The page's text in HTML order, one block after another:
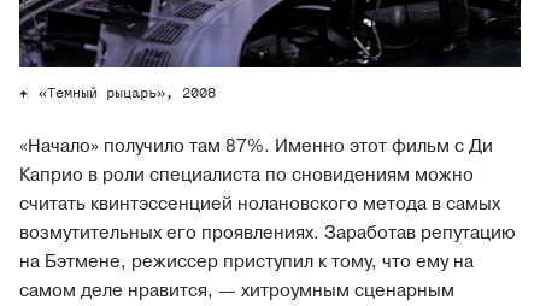
«Темный рыцарь», 2008
«Начало» получило там 87%. Именно этот фильм с Ди
Каприо в роли специалиста по сновидениям можно
считать квинтэссенцией нолановского метода в самых
возмутительных его проявлениях. Заработав репутацию
на Бэтмене, режиссер приступил к тому, что ему на
самом деле нравится, — хитроумным сценарным